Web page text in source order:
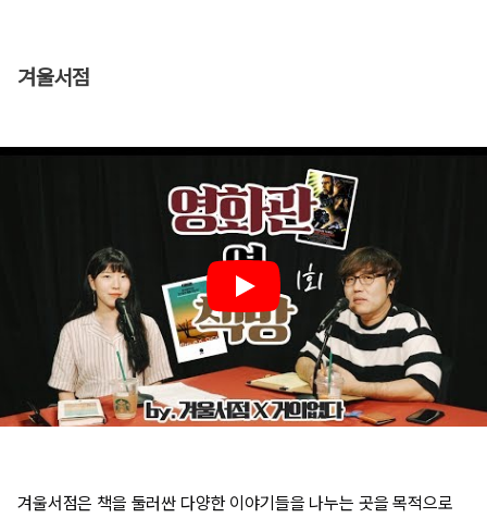
겨울서점
겨울서점은 책을 둘러싼 다양한 이야기들을 나누는 곳을 목적으로